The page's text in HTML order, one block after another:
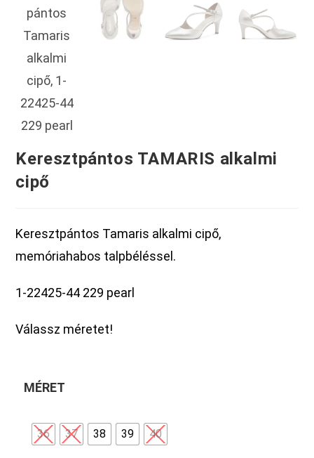
Keresztpántos TAMARIS alkalmi
cipő
Keresztpántos Tamaris alkalmi cipő,
memóriahabos talpbéléssel.
1-22425-44 229 pearl
Válassz méretet!
MÉRET
36 37 38 39 40